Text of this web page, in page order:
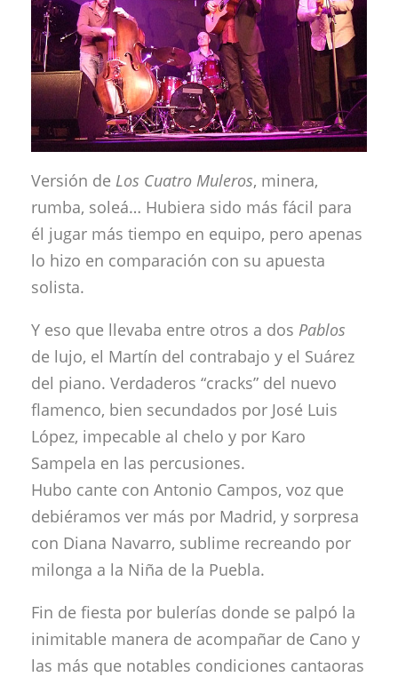
Versión de Los Cuatro Muleros, minera,
rumba, soleá… Hubiera sido más fácil para
él jugar más tiempo en equipo, pero apenas
lo hizo en comparación con su apuesta
solista.
Y eso que llevaba entre otros a dos Pablos
de lujo, el Martín del contrabajo y el Suárez
del piano. Verdaderos “cracks” del nuevo
flamenco, bien secundados por José Luis
López, impecable al chelo y por Karo
Sampela en las percusiones.
Hubo cante con Antonio Campos, voz que
debiéramos ver más por Madrid, y sorpresa
con Diana Navarro, sublime recreando por
milonga a la Niña de la Puebla.
Fin de fiesta por bulerías donde se palpó la
inimitable manera de acompañar de Cano y
las más que notables condiciones cantaoras